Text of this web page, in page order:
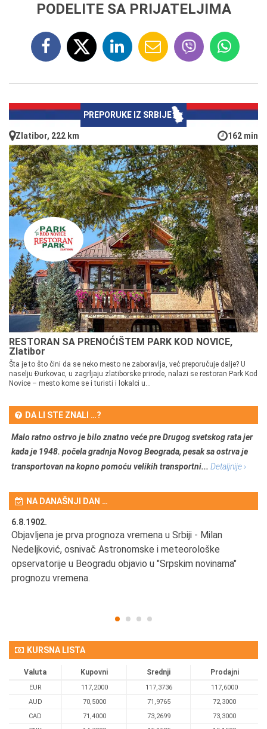
PODELITE SA PRIJATELJIMA
PREPORUKE IZ SRBIJE
Zlatibor, 222 km 162 min
RESTORAN SA PRENOĆIŠTEM PARK KOD NOVICE,
Zlatibor
Šta je to što čini da se neko mesto ne zaboravlja, već preporučuje dalje? U
naselju Đurkovac, u zagrljaju zlatiborske prirode, nalazi se restoran Park Kod
Novice – mesto kome se i turisti i lokalci u...
DA LI STE ZNALI …?
Malo ratno ostrvo je bilo znatno veće pre Drugog svetskog rata jer
kada je 1948. počela gradnja Novog Beograda, pesak sa ostrva je
transportovan na kopno pomoću velikih transportni... Detaljnije ›
NA DANAŠNJI DAN …
6.8.1902.
Objavljena je prva prognoza vremena u Srbiji - Milan
Nedeljković, osnivač Astronomske i meteorološke
opservatorije u Beogradu objavio u "Srpskim novinama"
prognozu vremena.
KURSNA LISTA
Valuta Kupovni Srednji Prodajni
EUR 117,2000 117,3736
117,6000
AUD
70,5000 71,9765
72,3000
CAD
71,4000 73,2699
73,3000